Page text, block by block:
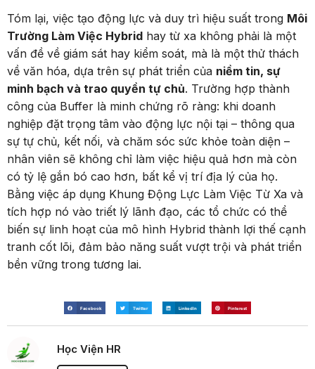
Tóm lại, việc tạo động lực và duy trì hiệu suất trong Môi
Trường Làm Việc Hybrid hay từ xa không phải là một
vấn đề về giám sát hay kiểm soát, mà là một thử thách
về văn hóa, dựa trên sự phát triển của niềm tin, sự
minh bạch và trao quyền tự chủ. Trường hợp thành
công của Buffer là minh chứng rõ ràng: khi doanh
nghiệp đặt trọng tâm vào động lực nội tại – thông qua
sự tự chủ, kết nối, và chăm sóc sức khỏe toàn diện –
nhân viên sẽ không chỉ làm việc hiệu quả hơn mà còn
có tỷ lệ gắn bó cao hơn, bất kể vị trí địa lý của họ.
Bằng việc áp dụng Khung Động Lực Làm Việc Từ Xa và
tích hợp nó vào triết lý lãnh đạo, các tổ chức có thể
biến sự linh hoạt của mô hình Hybrid thành lợi thế cạnh
tranh cốt lõi, đảm bảo năng suất vượt trội và phát triển
bền vững trong tương lai.
Facebook Twitter LinkedIn Pinterest
Học Viện HR